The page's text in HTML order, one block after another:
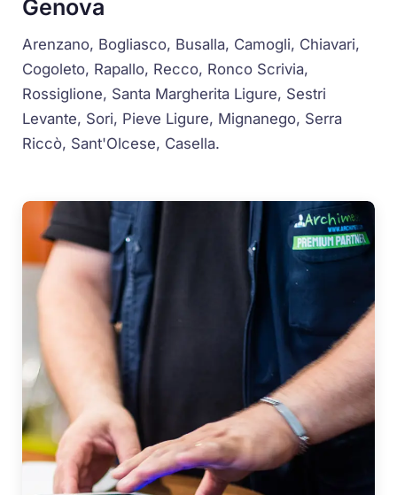
Genova
Arenzano, Bogliasco, Busalla, Camogli, Chiavari,
Cogoleto, Rapallo, Recco, Ronco Scrivia,
Rossiglione, Santa Margherita Ligure, Sestri
Levante, Sori, Pieve Ligure, Mignanego, Serra
Riccò, Sant'Olcese, Casella.